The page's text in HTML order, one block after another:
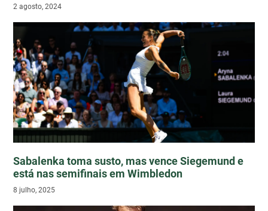
2 agosto, 2024
Sabalenka toma susto, mas vence Siegemund e
está nas semifinais em Wimbledon
8 julho, 2025